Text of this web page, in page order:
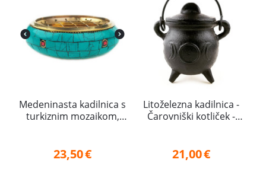
Medeninasta kadilnica s
turkiznim mozaikom,
23,50€
Litoželezna kadilnica -
Čarovniški kotliček -
21,00€